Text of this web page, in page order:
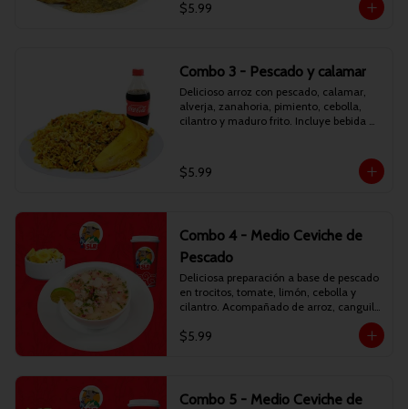
$5.99
Combo 3 - Pescado y calamar
Delicioso arroz con pescado, calamar,
alverja, zanahoria, pimiento, cebolla,
cilantro y maduro frito. Incluye bebida
$5.99
Combo 4 - Medio Ceviche de
Pescado
Deliciosa preparación a base de pescado
en trocitos, tomate, limón, cebolla y
cilantro. Acompañado de arroz, canguil
$5.99
Combo 5 - Medio Ceviche de